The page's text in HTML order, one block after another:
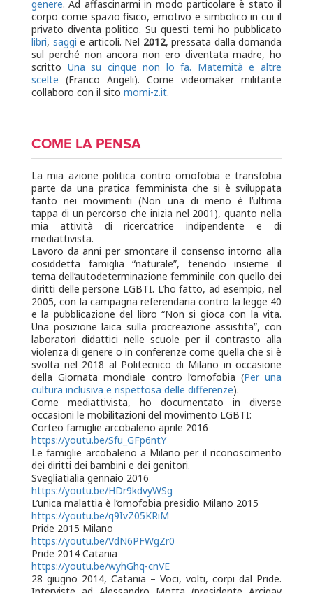
genere. Ad affascinarmi in modo particolare è stato il
corpo come spazio fisico, emotivo e simbolico in cui il
privato diventa politico. Su questi temi ho pubblicato
libri, saggi e articoli. Nel 2012, pressata dalla domanda
sul perché non ancora non ero diventata madre, ho
scritto Una su cinque non lo fa. Maternità e altre
scelte (Franco Angeli). Come videomaker militante
collaboro con il sito momi-z.it.
COME LA PENSA
La mia azione politica contro omofobia e transfobia
parte da una pratica femminista che si è sviluppata
tanto nei movimenti (Non una di meno è l’ultima
tappa di un percorso che inizia nel 2001), quanto nella
mia attività di ricercatrice indipendente e di
mediattivista.
Lavoro da anni per smontare il consenso intorno alla
cosiddetta famiglia “naturale”, tenendo insieme il
tema dell’autodeterminazione femminile con quello dei
diritti delle persone LGBTI. L’ho fatto, ad esempio, nel
2005, con la campagna referendaria contro la legge 40
e la pubblicazione del libro “Non si gioca con la vita.
Una posizione laica sulla procreazione assistita”, con
laboratori didattici nelle scuole per il contrasto alla
violenza di genere o in conferenze come quella che si è
svolta nel 2018 al Politecnico di Milano in occasione
della Giornata mondiale contro l’omofobia (Per una
cultura inclusiva e rispettosa delle differenze).
Come mediattivista, ho documentato in diverse
occasioni le mobilitazioni del movimento LGBTI:
Corteo famiglie arcobaleno aprile 2016
https://youtu.be/Sfu_GFp6ntY
Le famiglie arcobaleno a Milano per il riconoscimento
dei diritti dei bambini e dei genitori.
Svegliatialia gennaio 2016
https://youtu.be/HDr9kdvyWSg
L’unica malattia è l’omofobia presidio Milano 2015
https://youtu.be/q9IvZ05KRiM
Pride 2015 Milano
https://youtu.be/VdN6PFWgZr0
Pride 2014 Catania
https://youtu.be/wyhGhq-cnVE
28 giugno 2014, Catania – Voci, volti, corpi dal Pride.